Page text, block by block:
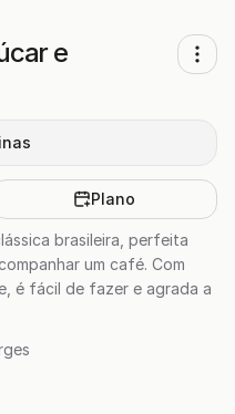
e
Plano
brasileira, perfeita
um café. Com
é fácil de fazer e agrada a